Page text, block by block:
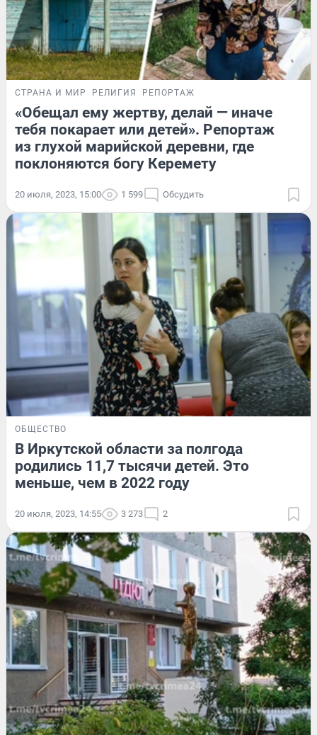
СТРАНА И МИР РЕЛИГИЯ РЕПОРТАЖ
«Обещал ему жертву, делай — иначе
тебя покарает или детей». Репортаж
из глухой марийской деревни, где
поклоняются богу Керемету
20 июля, 2023, 15:00 1 599 Обсудить
ОБЩЕСТВО
В Иркутской области за полгода
родились 11,7 тысячи детей. Это
меньше, чем в 2022 году
20 июля, 2023, 14:55 3 273 2